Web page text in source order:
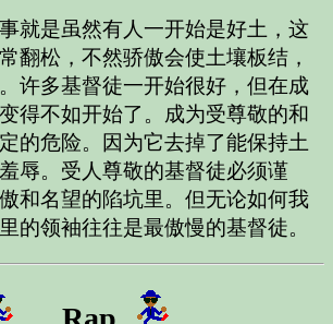
就是虽然有人一开始是好土，这
翻松，不然骄傲会使土壤板结，
许多基督徒一开始很好，但在成
得不如开始了。成为受尊敬的和
的危险。因为它去掉了能保持土
辱。受人尊敬的基督徒必须谨
和名望的陷坑里。但无论如何我
的领袖往往是最傲慢的基督徒。